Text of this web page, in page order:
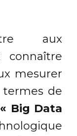
aux
connaître
mesurer
termes de
Big Data